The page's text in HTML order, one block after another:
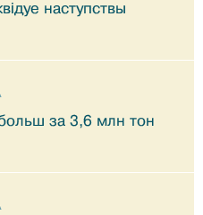
наступствы
больш за 3,6 млн тон